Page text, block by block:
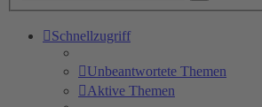
Schnellzugriff
Unbeantwortete Themen
Aktive Themen